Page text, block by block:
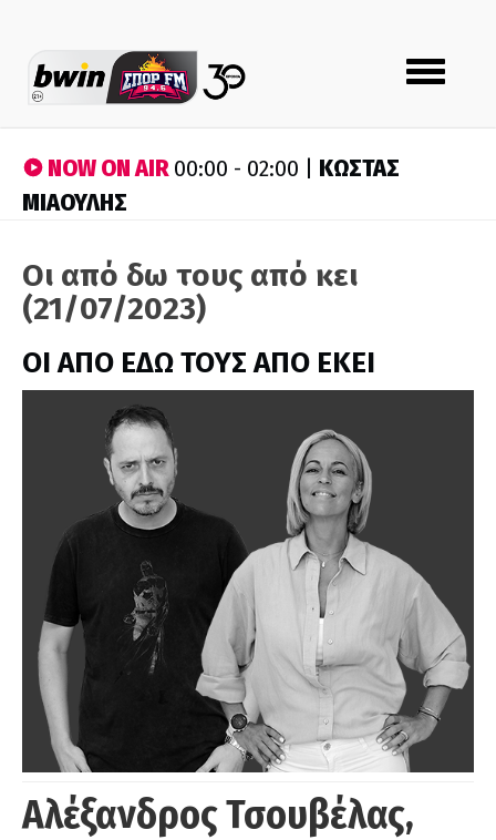
Toggle
navigation
NOW ON AIR00:00 - 02:00 | ΚΩΣΤΑΣ
ΜΙΑΟΥΛΗΣ
Οι από δω τους από κει
(21/07/2023)
ΟΙ ΑΠΟ ΕΔΩ ΤΟΥΣ ΑΠΟ ΕΚΕΙ
Αλέξανδρος Τσουβέλας,